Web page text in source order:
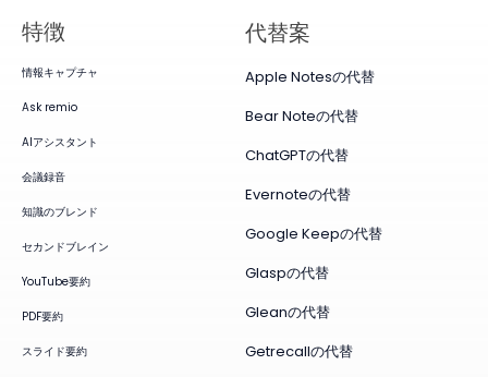
特徴
情報キャプチャ
Ask remio
AIアシスタント
会議録音
知識のブレンド
セカンドブレイン
YouTube要約
PDF要約
スライド要約
代替案
Apple Notesの代替
Bear Noteの代替
ChatGPTの代替
Evernoteの代替
Google Keepの代替
Glaspの代替
Gleanの代替
Getrecallの代替